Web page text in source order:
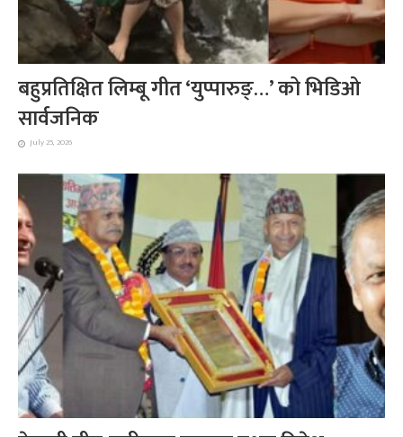
बहुप्रतिक्षित लिम्बू गीत ‘युप्पारुङ्…’ को भिडिओ
सार्वजनिक
July 25, 2026